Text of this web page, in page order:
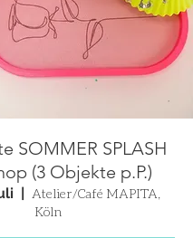
SOMMER SPLASH
(3 Objekte p.P.)
  |
Atelier/Café MAPITA,
Köln